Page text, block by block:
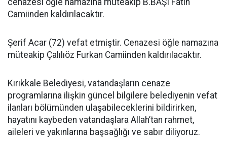
cenazesi öğle namazına müteakip B.BAŞI Fatih
Camiinden kaldırılacaktır.
Şerif Acar (72) vefat etmiştir. Cenazesi öğle namazına
müteakip Çalılıöz Furkan Camiinden kaldırılacaktır.
Kırıkkale Belediyesi, vatandaşların cenaze
programlarına ilişkin güncel bilgilere belediyenin vefat
ilanları bölümünden ulaşabileceklerini bildirirken,
hayatını kaybeden vatandaşlara Allah’tan rahmet,
aileleri ve yakınlarına başsağlığı ve sabır diliyoruz.